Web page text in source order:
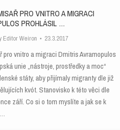
PRO VNITRO A MIGRACI
PROHLÁSIL …
Editor Weiron 23.3.2017
pro vnitro a migraci Dmitris Avramopulos
unie „nástroje, prostředky a moc“
státy, aby přijímaly migranty dle již
kvót. Stanovisko k této věci dle
září. Co si o tom myslíte a jak se k